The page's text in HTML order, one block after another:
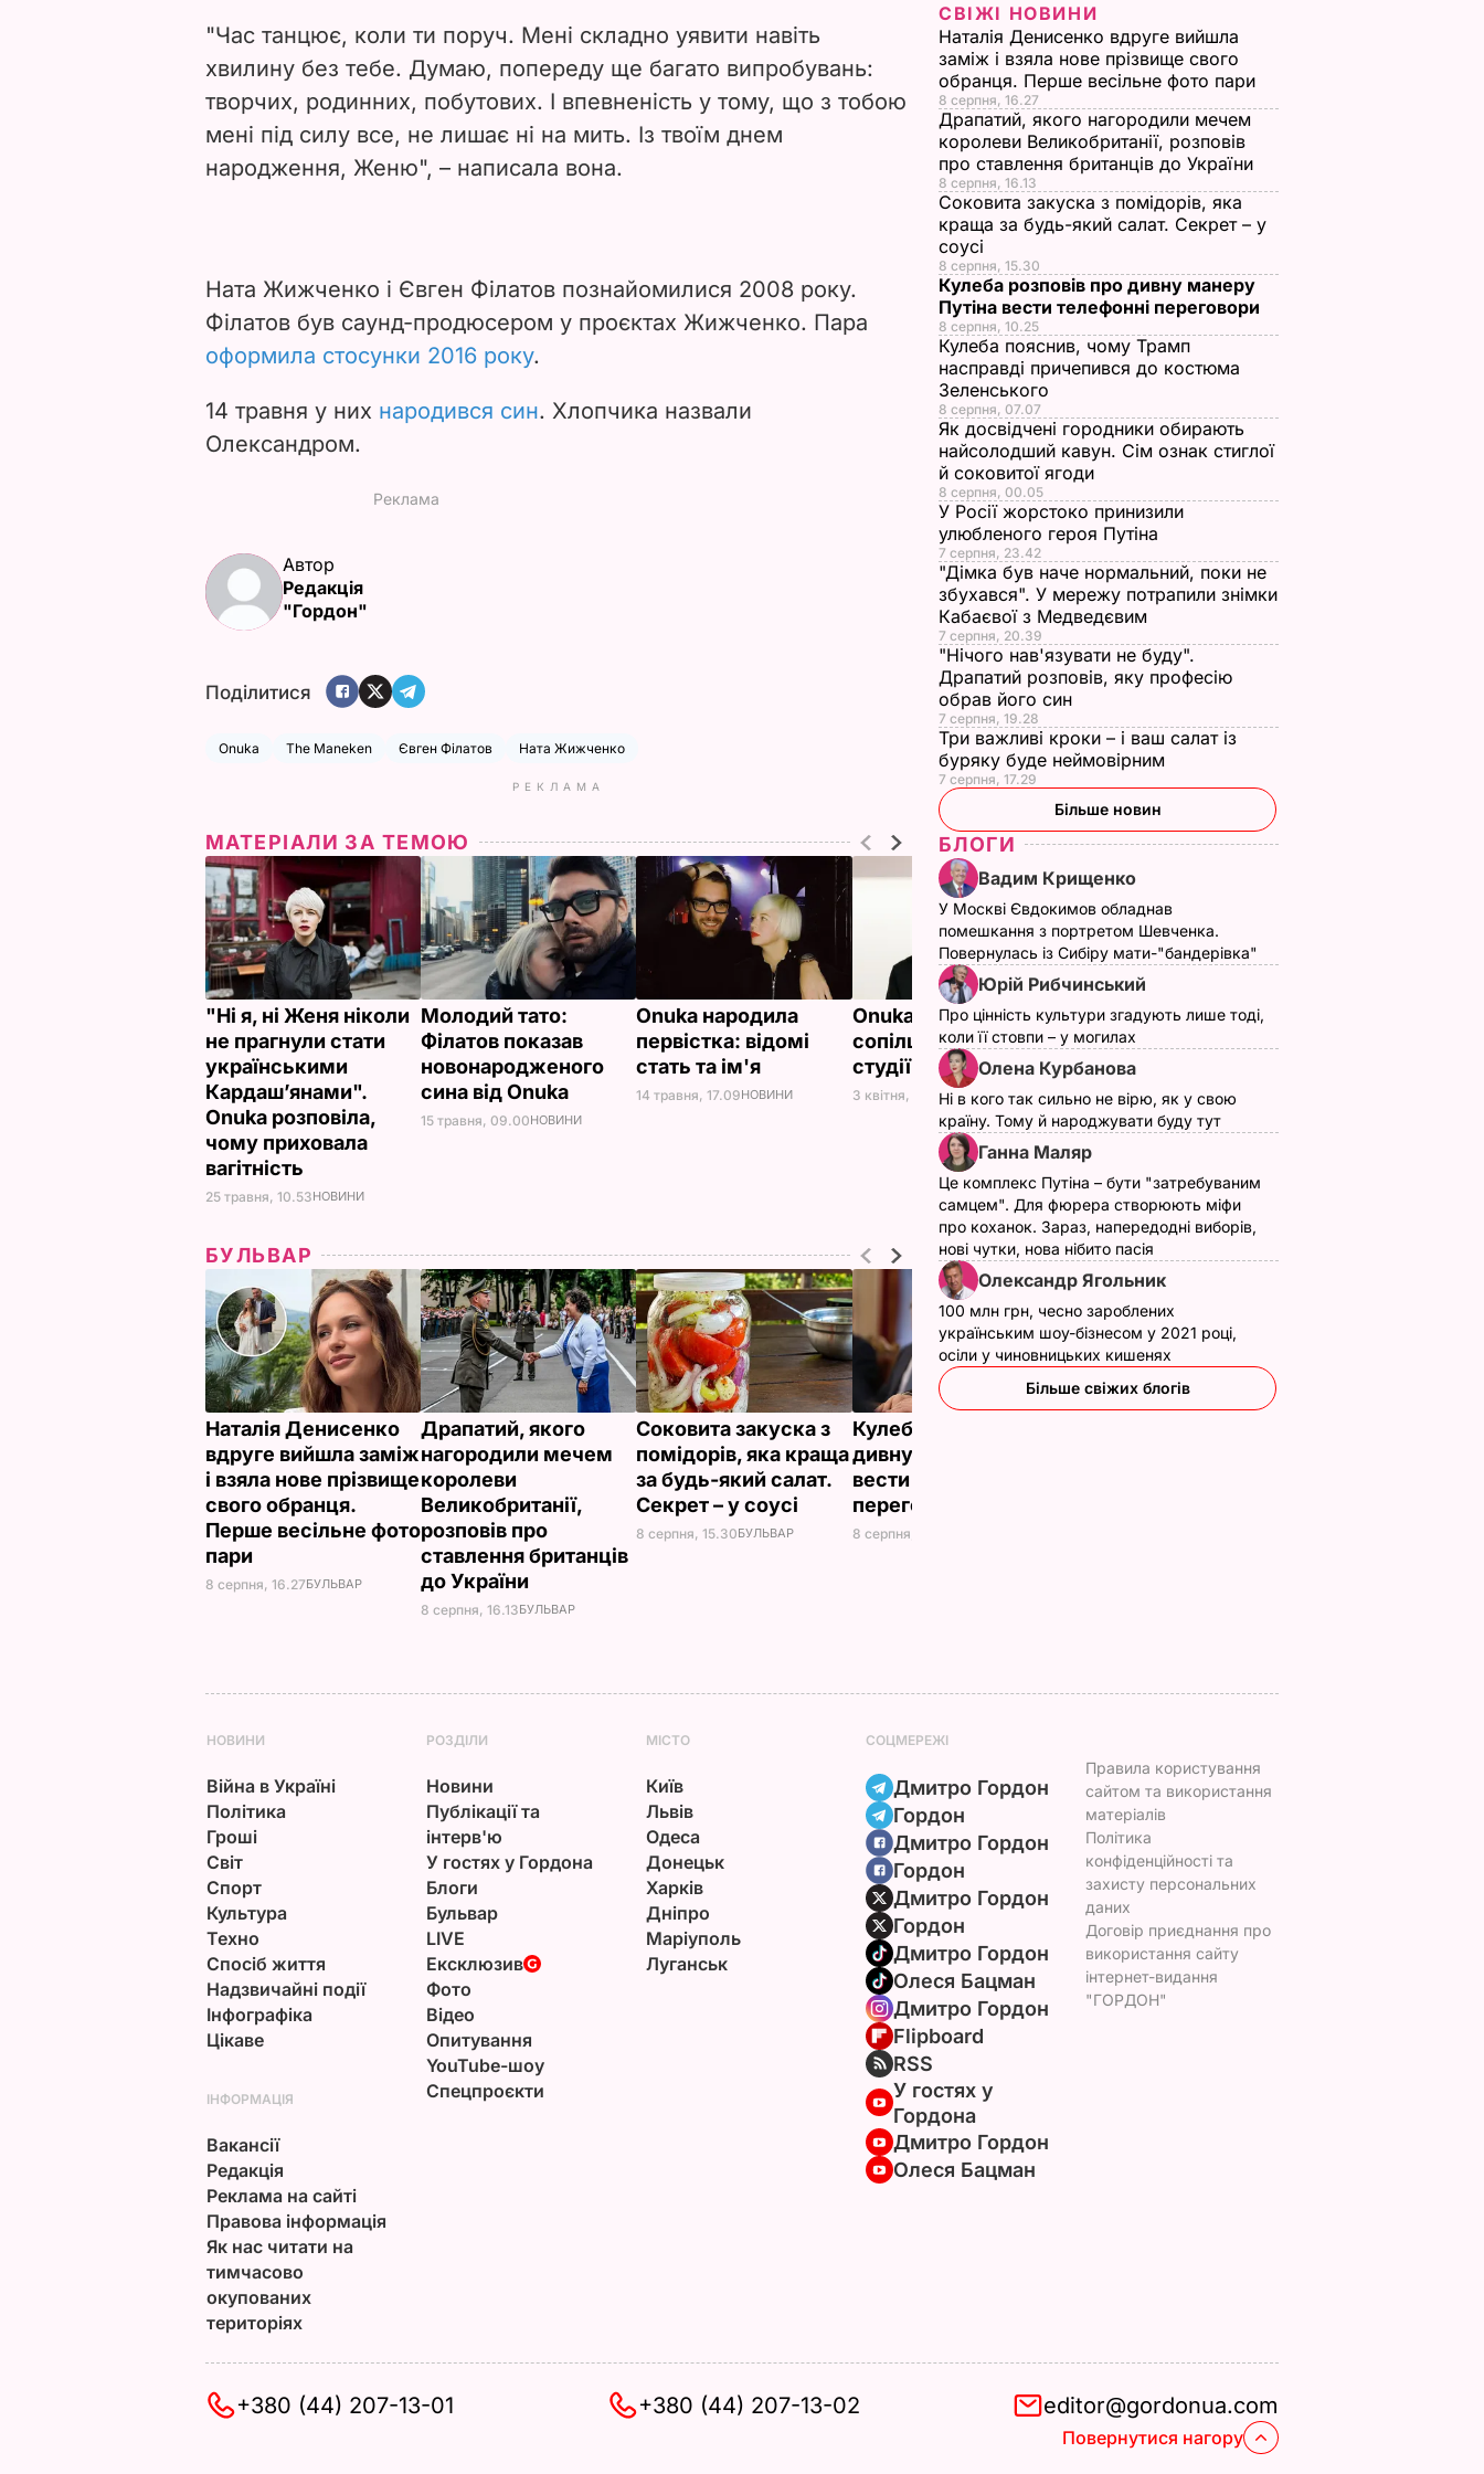
i
d
e
"Час танцює, коли ти поруч. Мені складно уявити навіть
хвилину без тебе. Думаю, попереду ще багато випробувань:
творчих, родинних, побутових. І впевненість у тому, що з тобою
мені під силу все, не лишає ні на мить. Із твоїм днем
народження, Женю", – написала вона.
Ната Жижченко і Євген Філатов познайомилися 2008 року.
Філатов був саунд-продюсером у проєктах Жижченко. Пара
оформила стосунки 2016 року.
14 травня у них народився син. Хлопчика назвали
Олександром.
Автор
Редакція
"Гордон"
Поділитися
Onuka The Maneken Євген Філатов Ната Жижченко
РЕКЛАМА
МАТЕРІАЛИ ЗА ТЕМОЮ
"Ні я, ні Женя ніколи
не прагнули стати
українськими
Кардаш’янами".
Onuka розповіла,
чому приховала
вагітність
25 травня, 10.53НОВИНИ
Молодий тато:
Філатов показав
новонародженого
сина від Onuka
15 травня, 09.00НОВИНИ
Onuka народила
первістка: відомі
стать та ім'я
14 травня, 17.09НОВИНИ
Onuka зіграла на
сопілці в домашній
студії
3 квітня, 10.03НОВИНИ
БУЛЬВАР
Наталія Денисенко
вдруге вийшла заміж
і взяла нове прізвище
свого обранця.
Перше весільне фото
пари
8 серпня, 16.27БУЛЬВАР
Драпатий, якого
нагородили мечем
королеви
Великобританії,
розповів про
ставлення британців
до України
8 серпня, 16.13БУЛЬВАР
Соковита закуска з
помідорів, яка краща
за будь-який салат.
Секрет – у соусі
8 серпня, 15.30БУЛЬВАР
Кулеба розповів про
дивну манеру Путіна
вести телефонні
переговори
8 серпня, 10.25
СВІЖІ НОВИНИ
Наталія Денисенко вдруге вийшла
заміж і взяла нове прізвище свого
обранця. Перше весільне фото пари
8 серпня, 16.27
Драпатий, якого нагородили мечем
королеви Великобританії, розповів
про ставлення британців до України
8 серпня, 16.13
Соковита закуска з помідорів, яка
краща за будь-який салат. Секрет – у
соусі
8 серпня, 15.30
Кулеба розповів про дивну манеру
Путіна вести телефонні переговори
8 серпня, 10.25
Кулеба пояснив, чому Трамп
насправді причепився до костюма
Зеленського
8 серпня, 07.07
Як досвідчені городники обирають
найсолодший кавун. Сім ознак стиглої
й соковитої ягоди
8 серпня, 00.05
У Росії жорстоко принизили
улюбленого героя Путіна
7 серпня, 23.42
"Дімка був наче нормальний, поки не
збухався". У мережу потрапили знімки
Кабаєвої з Медведєвим
7 серпня, 20.39
"Нічого нав'язувати не буду".
Драпатий розповів, яку професію
обрав його син
7 серпня, 19.28
Три важливі кроки – і ваш салат із
буряку буде неймовірним
7 серпня, 17.29
Більше новин
БЛОГИ
Вадим Крищенко
У Москві Євдокимов обладнав
помешкання з портретом Шевченка.
Повернулась із Сибіру мати-"бандерівка"
Юрій Рибчинський
Про цінність культури згадують лише тоді,
коли її стовпи – у могилах
Олена Курбанова
Ні в кого так сильно не вірю, як у свою
країну. Тому й народжувати буду тут
Ганна Маляр
Це комплекс Путіна – бути "затребуваним
самцем". Для фюрера створюють міфи
про коханок. Зараз, напередодні виборів,
нові чутки, нова нібито пасія
Олександр Ягольник
100 млн грн, чесно зароблених
українським шоу-бізнесом у 2021 році,
осіли у чиновницьких кишенях
Більше свіжих блогів
НОВИНИ
Війна в Україні
Політика
Гроші
Світ
Спорт
Культура
Техно
Спосіб життя
Надзвичайні події
Інфографіка
Цікаве
РОЗДІЛИ
Новини
Публікації та
інтерв'ю
У гостях у Гордона
Блоги
Бульвар
LIVE
Ексклюзив
Фото
Відео
Опитування
YouTube-шоу
Спецпроєкти
МІСТО
Київ
Львів
Одеса
Донецьк
Харків
Дніпро
Маріуполь
Луганськ
СОЦМЕРЕЖІ
Дмитро Гордон
Гордон
Дмитро Гордон
Гордон
Дмитро Гордон
Гордон
Дмитро Гордон
Олеся Бацман
Дмитро Гордон
Flipboard
RSS
У гостях у
Гордона
Дмитро Гордон
Олеся Бацман
ІНФОРМАЦІЯ
Вакансії
Редакція
Реклама на сайті
Правова інформація
Як нас читати на
тимчасово
окупованих
територіях
Правила користування
сайтом та використання
матеріалів
Політика
конфіденційності та
захисту персональних
даних
Договір приєднання про
використання сайту
інтернет-видання
"ГОРДОН"
+380 (44) 207-13-01 +380 (44) 207-13-02 editor@gordonua.com
Повернутися нагору